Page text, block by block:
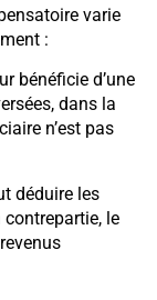
varie
:
bénéficie d’une
dans la
n’est pas
déduire les
le